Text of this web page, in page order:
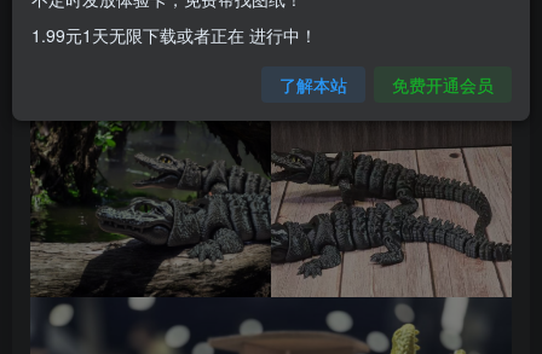
1.99元1天无限下载或者正在 进行中！
了解本站 免费开通会员